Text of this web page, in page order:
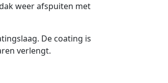
weer afspuiten met
De coating is
verlengt.